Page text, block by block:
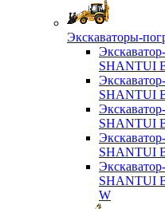
Экскаваторы-
SHANTUI
SHANTUI
SHANTUI
SHANTUI
SHANTUI
W